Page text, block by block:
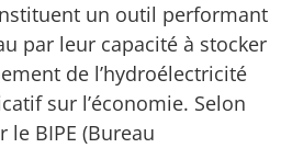
un outil performant
par leur capacité à stocker
de l’hydroélectricité
sur l’économie. Selon
le BIPE (Bureau